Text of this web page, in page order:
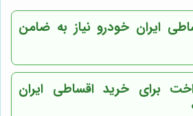
ایران خودرو نیاز به ضامن
برای خرید اقساطی ایران